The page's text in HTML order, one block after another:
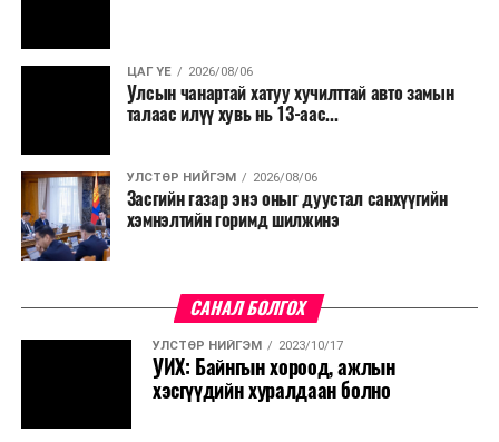
ЦАГ ҮЕ 2026/08/06
Улсын чанартай хатуу хучилттай авто замын
талаас илүү хувь нь 13-аас...
УЛСТӨР НИЙГЭМ 2026/08/06
Засгийн газар энэ оныг дуустал санхүүгийн
хэмнэлтийн горимд шилжинэ
САНАЛ БОЛГОХ
УЛСТӨР НИЙГЭМ 2023/10/17
УИХ: Байнгын хороод, ажлын
хэсгүүдийн хуралдаан болно